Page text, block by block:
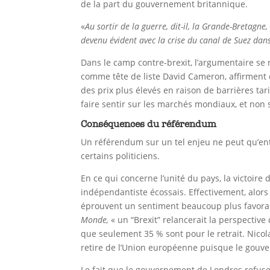
de la part du gouvernement britannique.
«Au sortir de la guerre, dit-il, la Grande-
devenu évident avec la crise du canal de Suez
Dans le camp contre-brexit, l’argumentaire
comme tête de liste David Cameron,
des prix plus élevés en raison de barrières
faire sentir sur les marchés mondiaux, et
Conséquences du référendum
Un référendum sur un tel enjeu ne peut
certains politiciens.
En ce qui concerne l’unité du pays, la
indépendantiste écossais. Effectivement,
éprouvent un sentiment beaucoup plus
Monde, « un “Brexit” relancerait la perspective
que seulement 35 % sont pour le retrait.
retire de l’Union européenne puisque le